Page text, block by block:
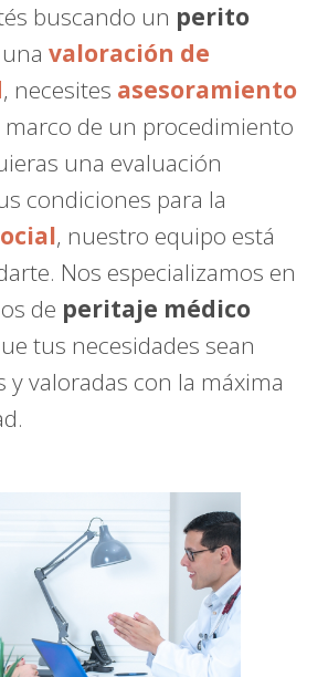
buscando un perito
unavaloración de
, necesites asesoramiento
marco de un procedimiento
una evaluación
condiciones para la
, nuestro equipo está
Nos especializamos en
de peritaje médico
tus necesidades sean
y valoradas con la máxima